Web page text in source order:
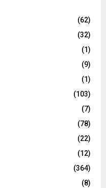
(62)
(32)
(1)
(9)
(1)
(103)
(7)
(78)
(22)
(12)
(364)
(8)